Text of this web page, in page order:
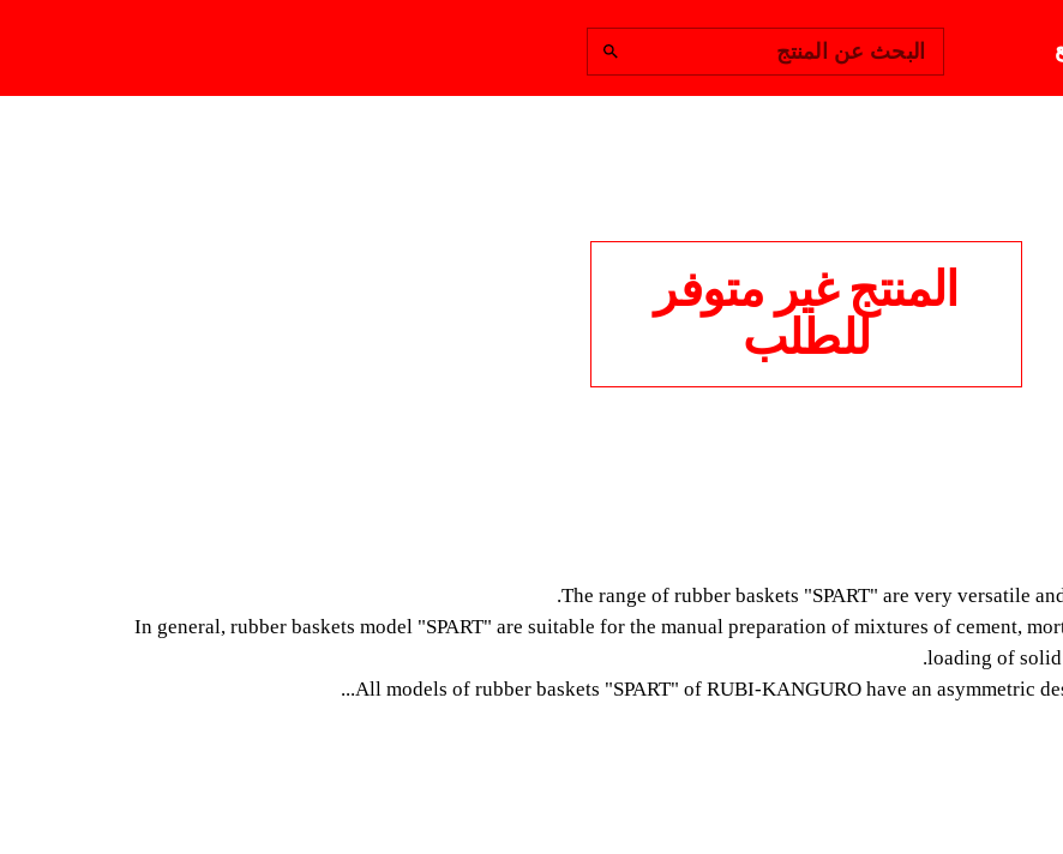
البحث عن المنتج
المنتج غير متوفر
للطلب
The range of rubber baskets "SPART" are very versatile and functional for all
"SPART" are suitable for the manual preparation of mixtures of cement,
The range of rubber baskets "SPART" are very versatile
In general, rubber baskets model "SPART" are suitable for the manual preparation of mixtures of cement,
loading of solid
All models of rubber baskets "SPART" of RUBI-KANGURO have an asymmetric